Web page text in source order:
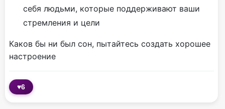
себя людьми, которые поддерживают ваши
стремления и цели
Каков бы ни был сон, пытайтесь создать хорошее
настроение
♥6